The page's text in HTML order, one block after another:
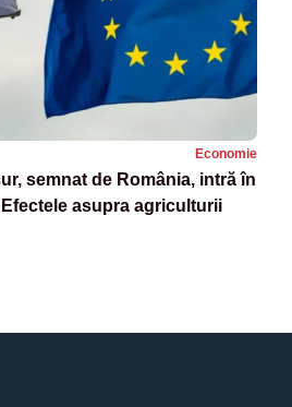
Economie
semnat de România, intră în
asupra agriculturii